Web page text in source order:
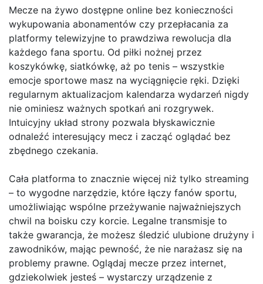
Mecze na żywo dostępne online bez konieczności
wykupowania abonamentów czy przepłacania za
platformy telewizyjne to prawdziwa rewolucja dla
każdego fana sportu. Od piłki nożnej przez
koszykówkę, siatkówkę, aż po tenis – wszystkie
emocje sportowe masz na wyciągnięcie ręki. Dzięki
regularnym aktualizacjom kalendarza wydarzeń nigdy
nie ominiesz ważnych spotkań ani rozgrywek.
Intuicyjny układ strony pozwala błyskawicznie
odnaleźć interesujący mecz i zacząć oglądać bez
zbędnego czekania.
Cała platforma to znacznie więcej niż tylko streaming
– to wygodne narzędzie, które łączy fanów sportu,
umożliwiając wspólne przeżywanie najważniejszych
chwil na boisku czy korcie. Legalne transmisje to
także gwarancja, że możesz śledzić ulubione drużyny i
zawodników, mając pewność, że nie narażasz się na
problemy prawne. Oglądaj mecze przez internet,
gdziekolwiek jesteś – wystarczy urządzenie z